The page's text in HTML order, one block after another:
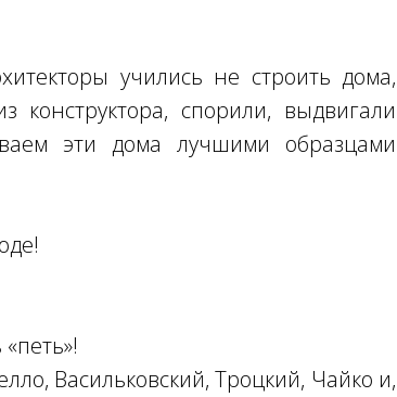
учились не строить дома,
спорили, выдвигали
эти дома лучшими образцами
Васильковский, Троцкий, Чайко и,